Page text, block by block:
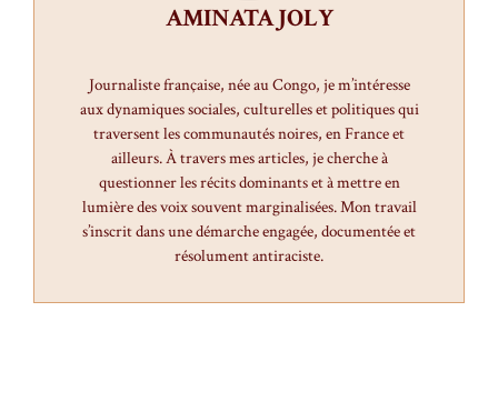
AMINATA JOLY
Journaliste française, née au Congo, je m’intéresse
aux dynamiques sociales, culturelles et politiques qui
traversent les communautés noires, en France et
ailleurs. À travers mes articles, je cherche à
questionner les récits dominants et à mettre en
lumière des voix souvent marginalisées. Mon travail
s’inscrit dans une démarche engagée, documentée et
résolument antiraciste.